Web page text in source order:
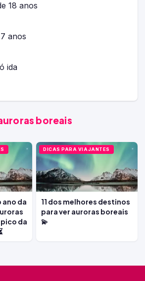
18 anos
anos
ida
boreais
ano da
da
DICAS PARA VIAJANTES
11 dos melhores destinos
para ver auroras boreais
💫